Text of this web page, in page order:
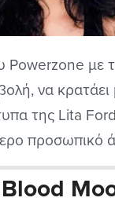
Powerzone με
να κρατάει
της Lita
προσωπικό
έχει
του ‘80 και